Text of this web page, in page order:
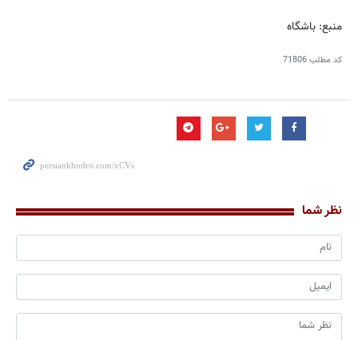
منبع: باشگاه
کد مطلب71806
نظر شما